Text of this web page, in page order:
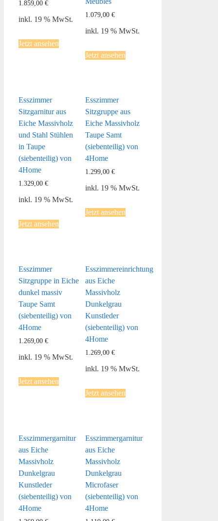
1.859,00 €
inkl. 19 % MwSt.
Jetzt ansehen
1.079,00€
inkl. 19 % MwSt.
Jetzt ansehen
Esszimmer
Sitzgarnitur aus
Eiche Massivholz
und Stahl Stühlen
in Taupe
(siebenteilig) von
4Home
1.329,00 €
inkl. 19 % MwSt.
Jetzt ansehen
Esszimmer
Sitzgruppe aus
Eiche Massivholz
Taupe Samt
(siebenteilig) von
4Home
1.299,00€
inkl. 19 % MwSt.
Jetzt ansehen
Esszimmer
Sitzgruppe in Eiche
dunkel massiv
Taupe Samt
(siebenteilig) von
4Home
1.269,00 €
inkl. 19 % MwSt.
Jetzt ansehen
Esszimmereinrichtung
aus Eiche
Massivholz
Dunkelgrau
Kunstleder
(siebenteilig) von
4Home
1.269,00€
inkl. 19 % MwSt.
Jetzt ansehen
Esszimmergarnitur
aus Eiche
Massivholz
Dunkelgrau
Kunstleder
(siebenteilig) von
4Home
Esszimmergarnitur
aus Eiche
Massivholz
Dunkelgrau
Microfaser
(siebenteilig) von
4Home